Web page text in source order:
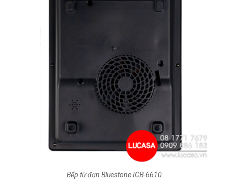
Bếp từ đơn Bluestone ICB-6610